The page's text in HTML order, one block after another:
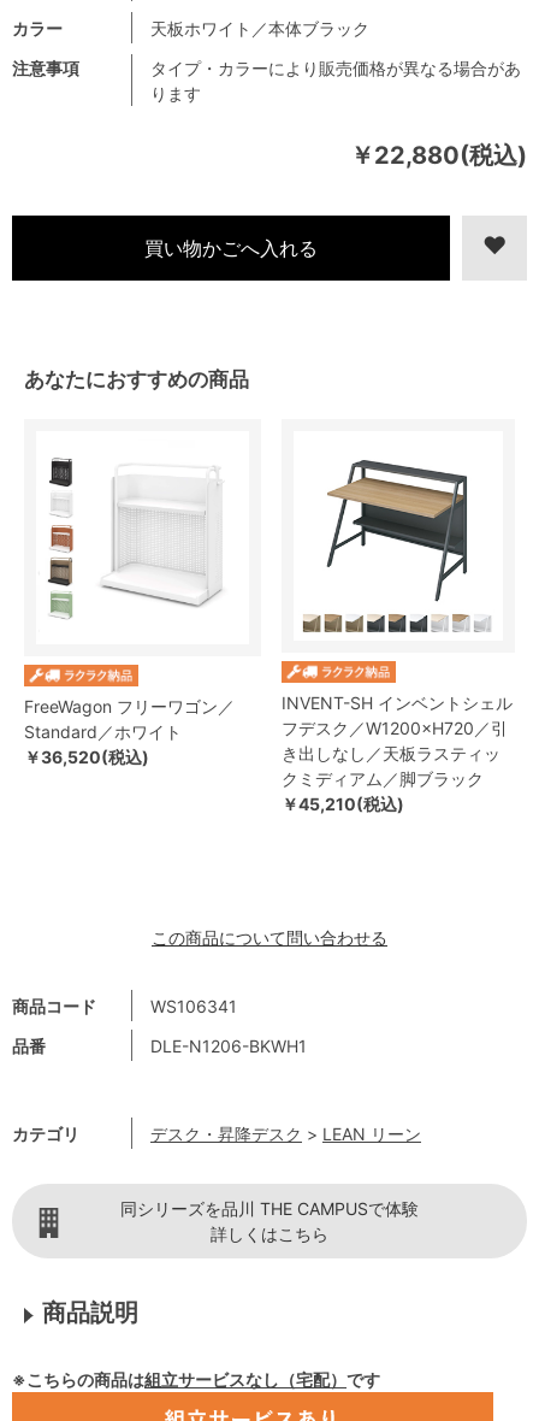
￥22,880(税込)
商品コード
WS106341
品番
DLE-N1206-BKWH1
カテゴリ デスク・昇降デスク > LEAN リーン
注意事項
タイプ・カラーにより販売価格が異なる場合があ
ります
カラー 天板ホワイト／本体ブラック
あなたにおすすめの商品
FreeWagon フリーワゴン／
Standard／ホワイト
￥36,520(税込)
INVENT-SH インベントシェル
フデスク／W1200×H720／引
き出しなし／天板ラスティッ
クミディアム／脚ブラック
￥45,210(税込)
この商品について問い合わせる
同シリーズを品川 THE CAMPUSで体験
詳しくはこちら
商品説明
※こちらの商品は組立サービスなし（宅配） です